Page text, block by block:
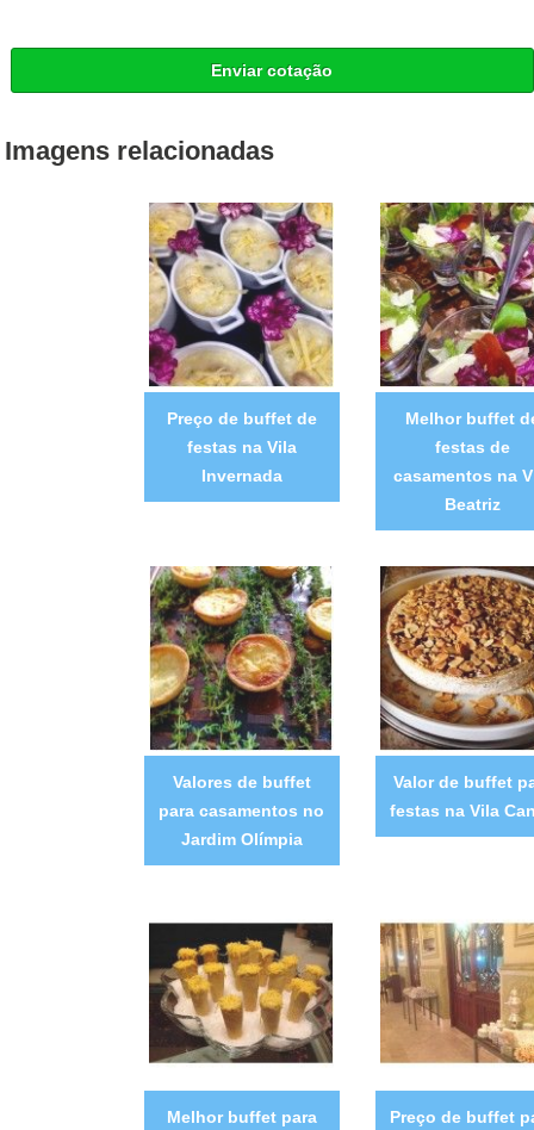
Enviar cotação
Imagens relacionadas
Preço de buffet de
festas na Vila
Invernada
Melhor buffet
festas de
casamentos na
Beatriz
Valores de buffet
para casamentos no
Jardim Olímpia
Valor de buffet
festas na Vila
Melhor buffet para
Preço de buffet